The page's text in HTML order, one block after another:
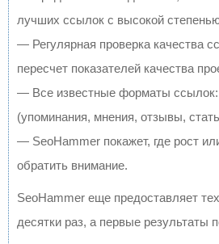
лучших ссылок с высокой
— Регулярная проверка качества
пересчет показателей качества
— Все известные форматы
(упоминания, мнения, отзывы,
— SeoHammer покажет, где рост
обратить внимание.
SeoHammer еще предоставляет
десятки раз, а первые результаты